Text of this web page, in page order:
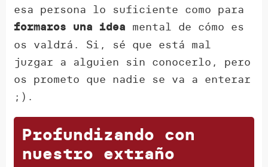
esa persona lo suficiente como para
formaros una idea mental de cómo es
os valdrá. Si, sé que está mal
juzgar a alguien sin conocerlo, pero
os prometo que nadie se va a enterar
;).
Profundizando con
nuestro extraño